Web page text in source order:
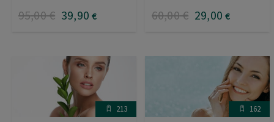
95,00€ 39,90 € 60,00€ 29,00 €
213 162